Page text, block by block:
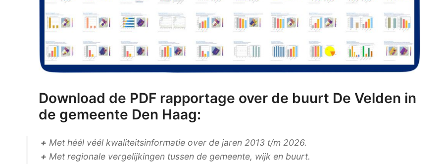
Download de PDF rapportage over de buurt De Velden in
de gemeente Den Haag:
+ Met héél véél kwaliteitsinformatie over de jaren 2013 t/m 2026.
+ Met regionale vergelijkingen tussen de gemeente, wijk en buurt.